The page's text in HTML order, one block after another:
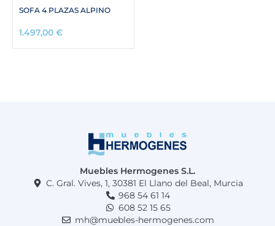
SOFA 4 PLAZAS ALPINO
1.497,00 €
Muebles Hermogenes S.L.
C. Gral. Vives, 1, 30381 El Llano del Beal, Murcia
968 54 61 14
608 52 15 65
mh@muebles-hermogenes.com